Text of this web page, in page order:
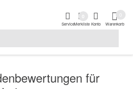
Eingabe von 3 Buchstaben
ServiceMerkliste
0
Konto Warenkorb
für